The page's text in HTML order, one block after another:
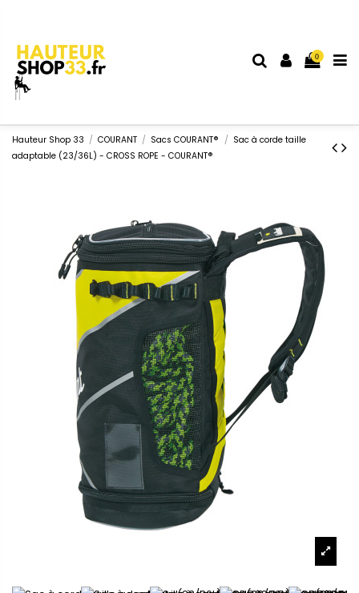
0
Hauteur Shop 33 COURANT Sacs COURANT®
Sac à corde taille
adaptable (23/36L) - CROSS ROPE - COURANT®